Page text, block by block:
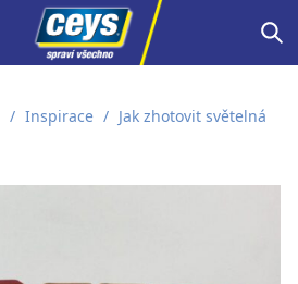
/ Inspirace / Jak zhotovit světelná